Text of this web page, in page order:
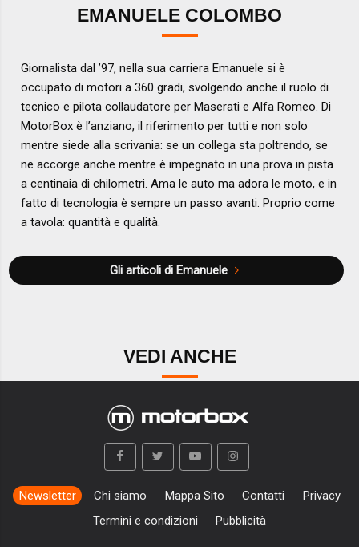
EMANUELE COLOMBO
Giornalista dal ’97, nella sua carriera Emanuele si è
occupato di motori a 360 gradi, svolgendo anche il ruolo di
tecnico e pilota collaudatore per Maserati e Alfa Romeo. Di
MotorBox è l’anziano, il riferimento per tutti e non solo
mentre siede alla scrivania: se un collega sta poltrendo, se
ne accorge anche mentre è impegnato in una prova in pista
a centinaia di chilometri. Ama le auto ma adora le moto, e in
fatto di tecnologia è sempre un passo avanti. Proprio come
a tavola: quantità e qualità.
Gli articoli di Emanuele
VEDI ANCHE
Newsletter Chi siamo Mappa Sito Contatti
Privacy
Termini e condizioni
Pubblicità